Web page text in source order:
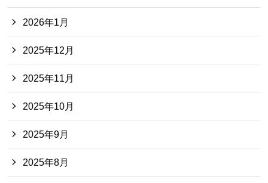
2026年1月
2025年12月
2025年11月
2025年10月
2025年9月
2025年8月